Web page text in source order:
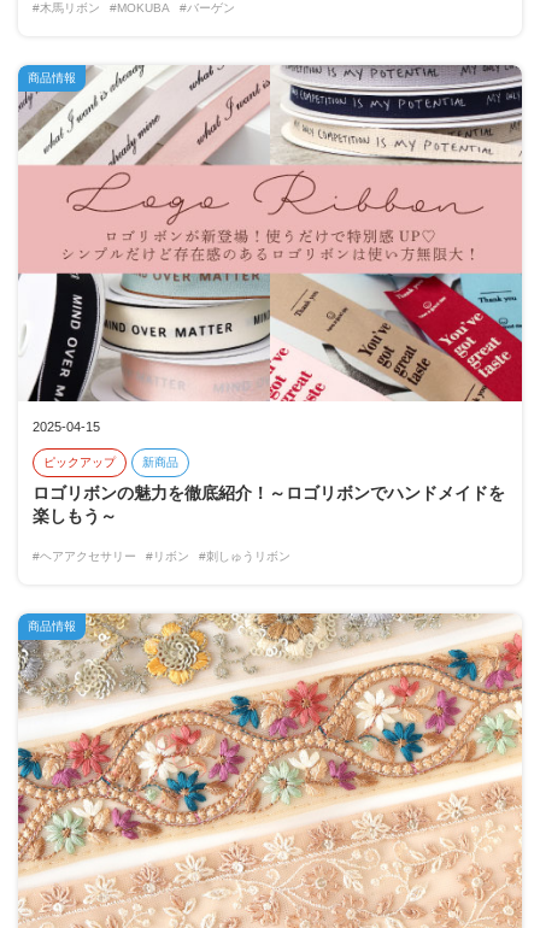
#木馬リボン #MOKUBA #バーゲン
2025-04-15
ピックアップ 新商品
ロゴリボンの魅力を徹底紹介！～ロゴリボンでハンドメイドを
楽しもう～
#ヘアアクセサリー #リボン #刺しゅうリボン
商品情報
商品情報